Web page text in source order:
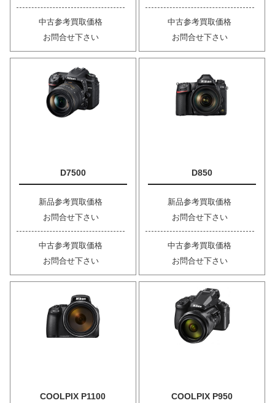
中古参考買取価格
お問合せ下さい
中古参考買取価格
お問合せ下さい
D7500
新品参考買取価格
お問合せ下さい
中古参考買取価格
お問合せ下さい
D850
新品参考買取価格
お問合せ下さい
中古参考買取価格
お問合せ下さい
COOLPIX P1100 COOLPIX P950